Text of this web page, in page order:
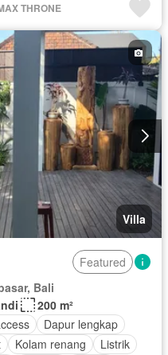
THRONE
Villa
Featured
Bali
200 m²
Dapur lengkap
Kolam renang
Listrik